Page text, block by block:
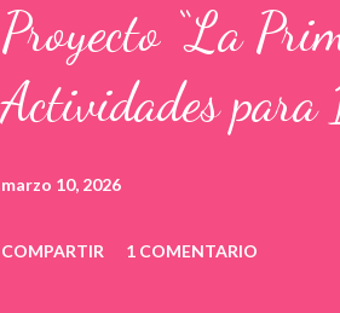
Proyecto “La
Actividades para
marzo 10, 2026
COMPARTIR 1 COMENTARIO